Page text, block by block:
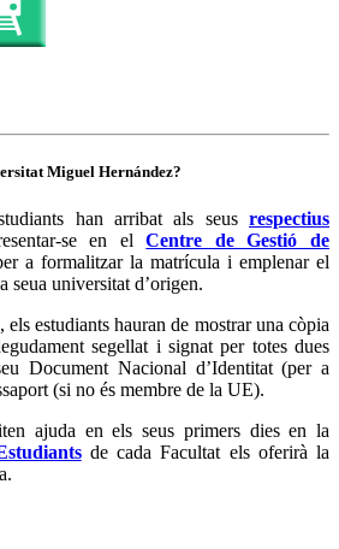
Miguel Hernández?
han arribat als seus respectius
se en elCentre de Gestió de
a formalitzar la matrícula i emplenar el
seua universitat d’origen.
els estudiants hauran de mostrar una còpia
segellat i signat per totes dues
Document Nacional d’Identitat (per a
(si no és membre de la UE).
ajuda en els seus primers dies en la
de cada Facultat els oferirà la